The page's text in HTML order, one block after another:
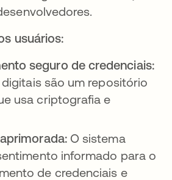
usuários:
seguro de credenciais:
são um repositório
usa criptografia e
O sistema
informado para o
de credenciais e